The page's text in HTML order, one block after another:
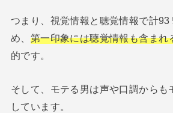
つまり、視覚情報と聴覚情報で計93
め、 第一印象には聴覚情報も含まれ
的です。
そして、モテる男は声や口調からも
しています。